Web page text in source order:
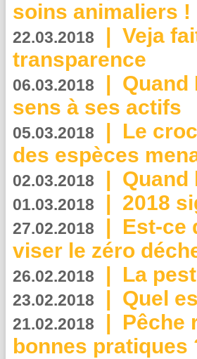
soins animaliers !
22.03.2018 | Veja
transparence
06.03.2018 | Quand
sens à ses actifs
05.03.2018 | Le
des espèces
02.03.2018 | Quand
01.03.2018 | 2018
27.02.2018 | Est-ce
viser le zéro
26.02.2018 | La
23.02.2018 | Quel
21.02.2018 | Pêche
bonnes pratiques